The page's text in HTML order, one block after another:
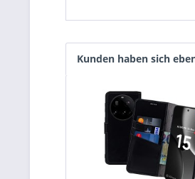
Kunden haben sich